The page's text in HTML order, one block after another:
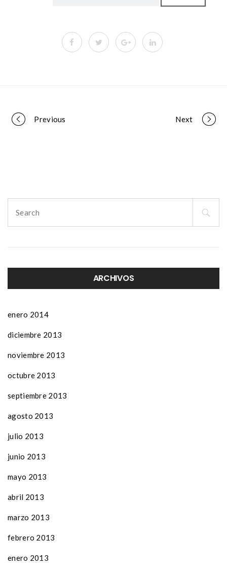
Portfolio
Previous Next
for:
ARCHIVOS
enero 2014
diciembre 2013
noviembre 2013
octubre 2013
septiembre 2013
agosto 2013
julio 2013
junio 2013
mayo 2013
abril 2013
marzo 2013
febrero 2013
enero 2013